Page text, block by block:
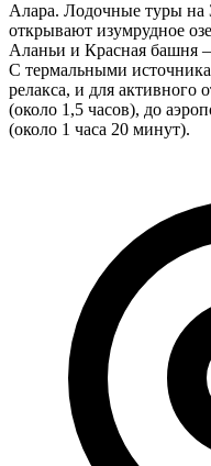
Алара. Лодочные туры на
открывают изумрудное
Аланьи и Красная башня
С термальными
релакса, и для
(около 1,5 часов), до
(около 1 часа 20 минут).